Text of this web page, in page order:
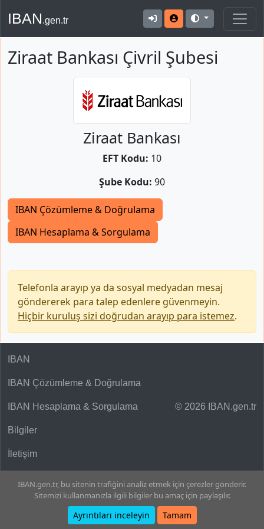
IBAN.gen.tr
Ziraat Bankası Çivril Şubesi
Ziraat Bankası
EFT Kodu: 10
Şube Kodu: 90
IBAN Çözümleme & Doğrulama
IBAN Hesaplama & Sorgulama
Telefonla arayıp ya da sosyal medyadan mesaj
göndererek para talep edenlere güvenmeyin.
Hiçbir kuruluş sizi doğrudan arayıp para istemez.
© 2026 IBAN.gen.tr
IBAN
IBAN Çözümleme & Doğrulama
IBAN Hesaplama & Sorgulama
Bilgiler
İletişim
IBAN.gen.tr, bu sitenin trafiğini analiz etmek için çerezler gönderir.
Sitemizi kullanmanızla ilgili bilgiler bu amaç için paylaşılır.
Ayrıntıları inceleyin Tamam